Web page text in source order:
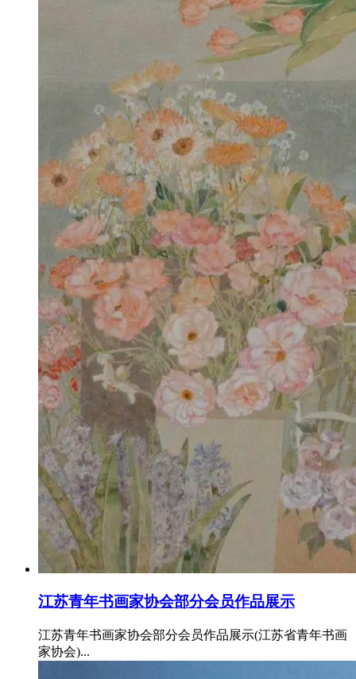
江苏青年书画家协会部分会员作品展示
江苏青年书画家协会部分会员作品展示(江苏省青年书画
家协会)...